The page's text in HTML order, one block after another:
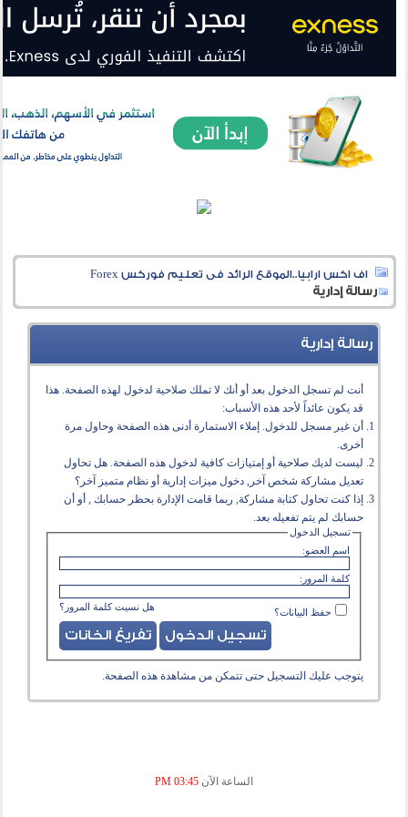
اف اكس ارابيا..الموقع الرائد فى تعليم فوركس Forex
رسالة إدارية
رسالة إدارية
أنت لم تسجل الدخول بعد أو أنك لا تملك صلاحية لدخول لهذه الصفحة. هذا
قد يكون عائداً لأحد هذه الأسباب:
أن غير مسجل للدخول. إملاء الاستمارة أدنى هذه الصفحة وحاول مرة
أخرى.
ليست لديك صلاحية أو إمتيازات كافية لدخول هذه الصفحة. هل تحاول
تعديل مشاركة شخص آخر, دخول ميزات إدارية أو نظام متميز آخر؟
إذا كنت تحاول كتابة مشاركة, ربما قامت الإدارة بحظر حسابك , أو أن
حسابك لم يتم تفعيله بعد.
تسجيل الدخول
اسم العضو:
كلمة المرور:
هل نسيت كلمة المرور؟ حفظ البيانات؟
يتوجب عليك التسجيل حتى تتمكن من مشاهدة هذه الصفحة.
الساعة الآن 03:45 PM